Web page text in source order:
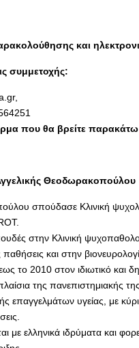
και
συμμετοχής:
που θα βρείτε παρακάτω
Θεοδωρακοπούλου
σπούδασε Κλινική
στην Κλινική
και στην
το 2010 στον ιδιωτικό και
της πανεπιστημιακής
επαγγελμάτων υγείας, με
με ελληνικά ιδρύματα και